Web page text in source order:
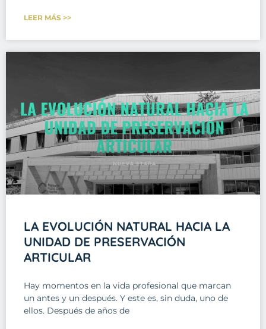
LEER MÁS >>
LA EVOLUCIÓN NATURAL HACIA LA
UNIDAD DE PRESERVACIÓN
ARTICULAR
Hay momentos en la vida profesional que marcan
un antes y un después. Y este es, sin duda, uno de
ellos. Después de años de